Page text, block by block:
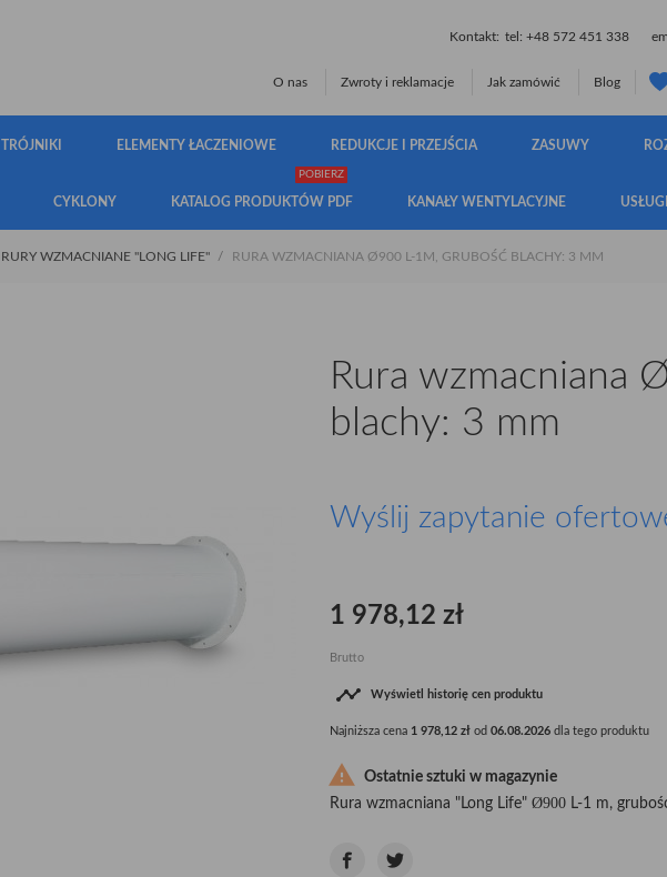
Kontakt: tel: +48 572 451 338
O nas Zwroty i reklamacje Jak zamówić Blog
TRÓJNIKI ELEMENTY ŁACZENIOWE REDUKCJE I PRZEJŚCIA ZASUWY
CYKLONY KATALOG PRODUKTÓW PDF
POBIERZ
KANAŁY WENTYLACYJNE
RURY WZMACNIANE "LONG LIFE" RURA WZMACNIANA Ø900 L-1M, GRUBOŚĆ BLACHY: 3 MM
Rura wzmacniana
blachy: 3 mm
Wyślij zapytanie
1 978,12 zł
Brutto
 Wyświetl historię cen produktu
Najniższa cena 1 978,12 zł od 06.08.2026 dla tego produktu

Ostatnie sztuki w magazynie
Rura wzmacniana "Long Life" Ø900 L-1 m,